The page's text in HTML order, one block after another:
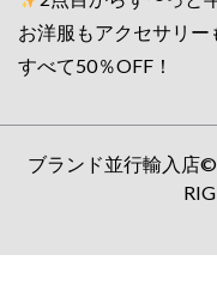
お洋服もアクセサリ
すべて50％OFF！
ブランド並行輸入店©